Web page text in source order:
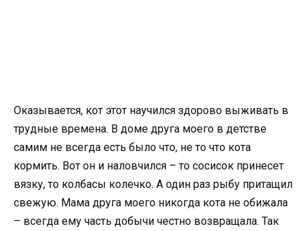
Оказывается, кот этот научился здорово выживать в
трудные времена. В доме друга моего в детстве
самим не всегда есть было что, не то что кота
кормить. Вот он и наловчился – то сосисок принесет
вязку, то колбасы колечко. А один раз рыбу притащил
свежую. Мама друга моего никогда кота не обижала
– всегда ему часть добычи честно возвращала. Так